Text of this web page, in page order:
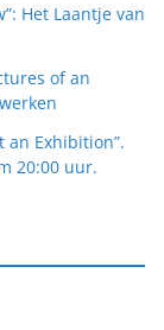
Het Laantje van
of an
an Exhibition”.
20:00 uur.